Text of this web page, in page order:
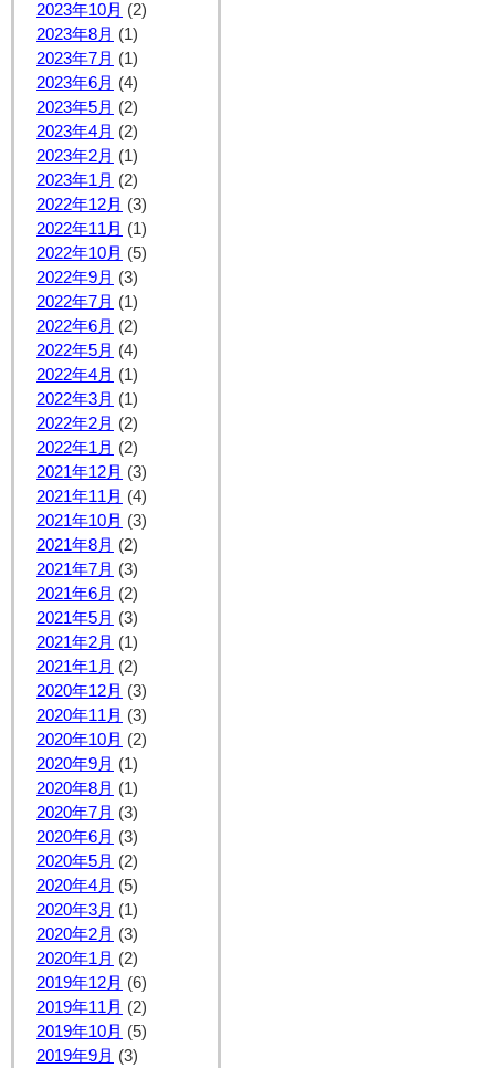
2023年10月 (2)
2023年8月 (1)
2023年7月 (1)
2023年6月 (4)
2023年5月 (2)
2023年4月 (2)
2023年2月 (1)
2023年1月 (2)
2022年12月 (3)
2022年11月 (1)
2022年10月 (5)
2022年9月 (3)
2022年7月 (1)
2022年6月 (2)
2022年5月 (4)
2022年4月 (1)
2022年3月 (1)
2022年2月 (2)
2022年1月 (2)
2021年12月 (3)
2021年11月 (4)
2021年10月 (3)
2021年8月 (2)
2021年7月 (3)
2021年6月 (2)
2021年5月 (3)
2021年2月 (1)
2021年1月 (2)
2020年12月 (3)
2020年11月 (3)
2020年10月 (2)
2020年9月 (1)
2020年8月 (1)
2020年7月 (3)
2020年6月 (3)
2020年5月 (2)
2020年4月 (5)
2020年3月 (1)
2020年2月 (3)
2020年1月 (2)
2019年12月 (6)
2019年11月 (2)
2019年10月 (5)
2019年9月 (3)